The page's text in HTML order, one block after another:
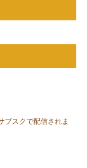
ブスクで配信されま